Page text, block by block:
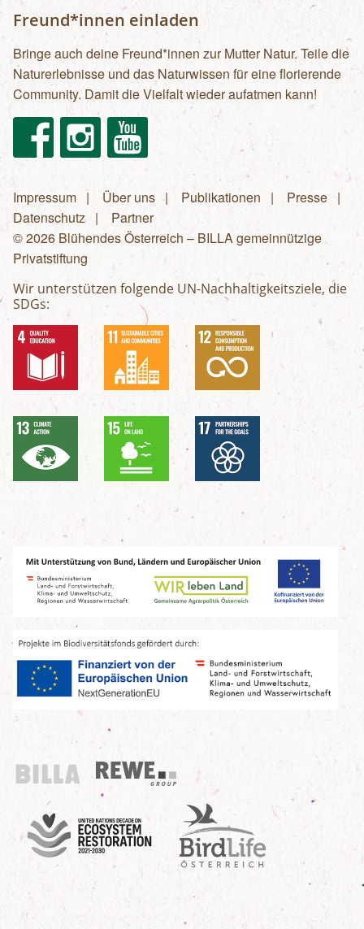
Freund*innen einladen
Bringe auch deine Freund*innen zur Mutter Natur. Teile die
Naturerlebnisse und das Naturwissen für eine florierende
Community. Damit die Vielfalt wieder aufatmen kann!
FacebookInstagram Youtube
Fußzeilenmenü
Impressum Über uns Publikationen
Presse
Datenschutz
Partner
© 2026 Blühendes Österreich – BILLA gemeinnützige
Privatstiftung
Wir unterstützen folgende UN-Nachhaltigkeitsziele, die
SDGs:
Billa
REWE Group
UN Decade
Birdlife